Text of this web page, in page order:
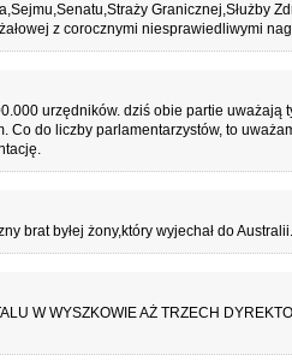
Granicznej,Służby
z corocznymi niesprawiedliwymi
urzędników. dziś obie partie uważają
Co do liczby parlamentarzystów, to
brat byłej żony,który wyjechał do Australii.
W WYSZKOWIE AŻ TRZECH